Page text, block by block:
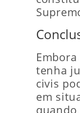
tenha
civis
em